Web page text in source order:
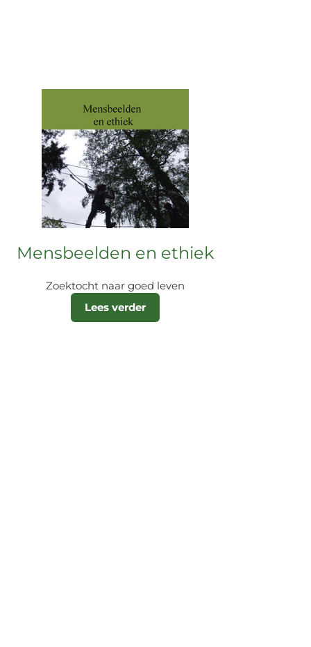
Mensbeelden en ethiek
Zoektocht naar goed leven
Lees verder